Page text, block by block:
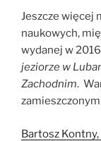
Jeszcze więcej
naukowych,
wydanej w
jeziorze w
Zachodnim.
Bartosz